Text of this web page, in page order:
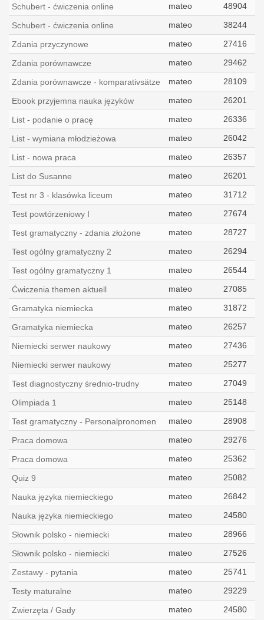
Schubert - ćwiczenia online mateo 48904
Schubert - ćwiczenia online mateo 38244
Zdania przyczynowe mateo 27416
Zdania porównawcze mateo 29462
Zdania porównawcze - komparativsätze mateo 28109
Ebook przyjemna nauka języków mateo 26201
List - podanie o pracę mateo 26336
List - wymiana młodzieżowa mateo 26042
List - nowa praca mateo 26357
List do Susanne mateo 26201
Test nr 3 - klasówka liceum mateo 31712
Test powtórzeniowy I mateo 27674
Test gramatyczny - zdania złożone mateo 28727
Test ogólny gramatyczny 2 mateo 26294
Test ogólny gramatyczny 1 mateo 26544
Ćwiczenia themen aktuell mateo 27085
Gramatyka niemiecka mateo 31872
Gramatyka niemiecka mateo 26257
Niemiecki serwer naukowy mateo 27436
Niemiecki serwer naukowy mateo 25277
Test diagnostyczny średnio-trudny mateo 27049
Olimpiada 1 mateo 25148
Test gramatyczny - Personalpronomen mateo 28908
Praca domowa mateo 29276
Praca domowa mateo 25362
Quiz 9 mateo 25082
Nauka języka niemieckiego mateo 26842
Nauka języka niemieckiego mateo 24580
Słownik polsko - niemiecki mateo 28966
Słownik polsko - niemiecki mateo 27526
Zestawy - pytania mateo 25741
Testy maturalne mateo 29229
Zwierzęta / Gady mateo 24580